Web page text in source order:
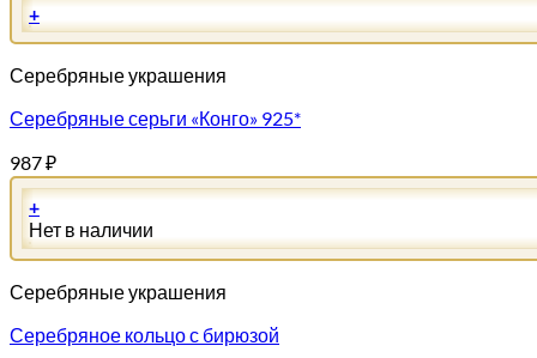
+
Серебряные украшения
Серебряные серьги «Конго» 925*
987₽
+
Нет в наличии
Серебряные украшения
Серебряное кольцо с бирюзой